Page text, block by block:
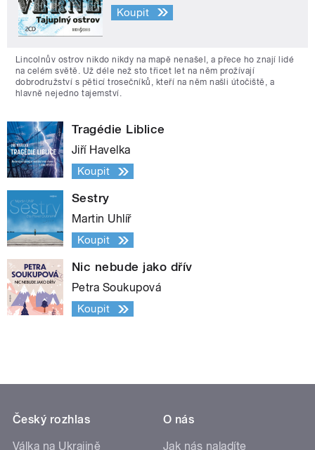
Koupit
Lincolnův ostrov nikdo nikdy na mapě nenašel, a přece ho znají lidé
na celém světě. Už déle než sto třicet let na něm prožívají
dobrodružství s pěticí trosečníků, kteří na něm našli útočiště, a
hlavně nejedno tajemství.
Tragédie Liblice
Jiří Havelka
Koupit
Sestry
Martin Uhlíř
Koupit
Nic nebude jako dřív
Petra Soukupová
Koupit
Český rozhlas
Válka na Ukrajině
O nás
Jak nás naladíte